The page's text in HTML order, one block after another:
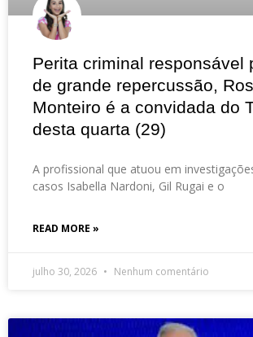
Perita criminal responsável
de grande repercussão,
Monteiro é a convidada do
desta quarta (29)
A profissional que atuou em
casos Isabella Nardoni, Gil Rugai e o
READ MORE »
julho 30, 2026 Nenhum comentário